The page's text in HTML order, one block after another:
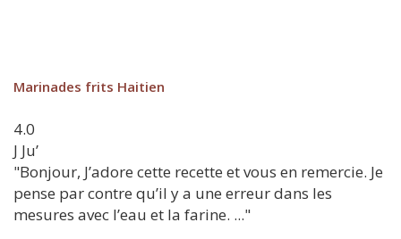
Marinades frits Haitien
4.0
J Ju’
"Bonjour, J’adore cette recette et vous en remercie. Je
pense par contre qu’il y a une erreur dans les
mesures avec l’eau et la farine. ..."